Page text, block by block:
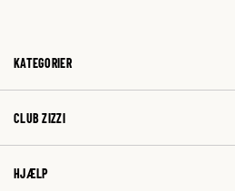
KATEGORIER
CLUB ZIZZI
HJÆLP